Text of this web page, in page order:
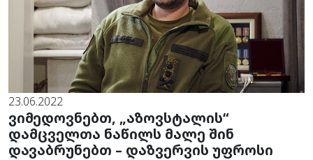
23.06.2022
ვიმედოვნებთ, „აზოვსტალის“
დამცველთა ნაწილს მალე შინ
დავაბრუნებთ – დაზვერვის უფროსი